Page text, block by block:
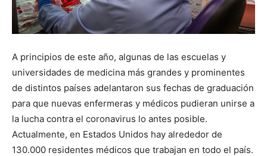
A principios de este año, algunas de las escuelas y
universidades de medicina más grandes y prominentes
de distintos países adelantaron sus fechas de graduación
para que nuevas enfermeras y médicos pudieran unirse a
la lucha contra el coronavirus lo antes posible.
Actualmente, en Estados Unidos hay alrededor de
130.000 residentes médicos que trabajan en todo el país.